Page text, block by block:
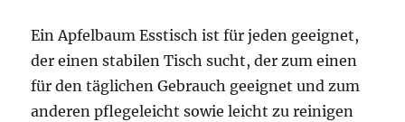
Ein Apfelbaum Esstisch ist für jeden geeignet,
der einen stabilen Tisch sucht, der zum einen
für den täglichen Gebrauch geeignet und zum
anderen pflegeleicht sowie leicht zu reinigen